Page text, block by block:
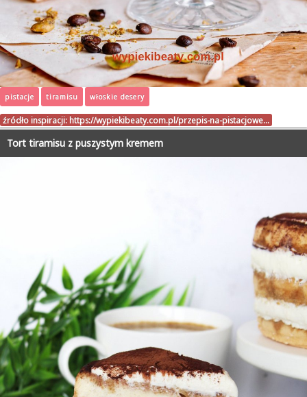
pistacje tiramisu włoskie desery
źródło inspiracji: https://wypiekibeaty.com.pl/przepis-na-pistacjowe…
Tort tiramisu z puszystym kremem